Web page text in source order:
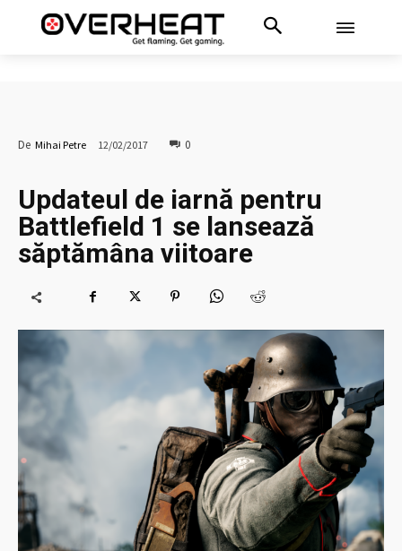
De Mihai Petre 12/02/2017 0
Updateul de iarnă pentru
Battlefield 1 se lansează
săptămâna viitoare